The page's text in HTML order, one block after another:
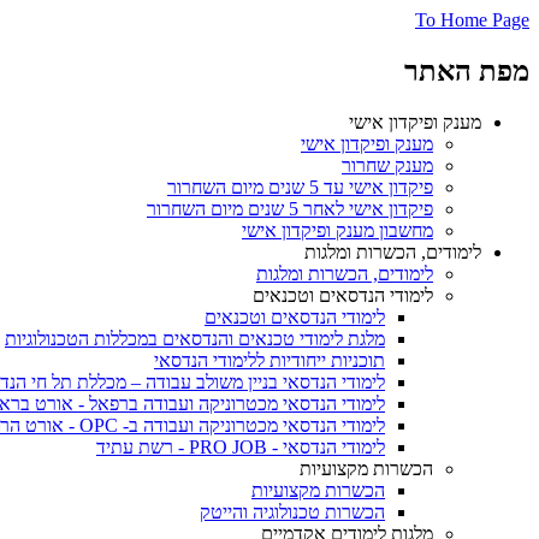
To Home Page
מפת האתר
מענק ופיקדון אישי
מענק ופיקדון אישי
מענק שחרור
פיקדון אישי עד 5 שנים מיום השחרור
פיקדון אישי לאחר 5 שנים מיום השחרור
מחשבון מענק ופיקדון אישי
לימודים, הכשרות ומלגות
לימודים, הכשרות ומלגות
לימודי הנדסאים וטכנאים
לימודי הנדסאים וטכנאים
מלגת לימודי טכנאים והנדסאים במכללות הטכנולוגיות
תוכניות ייחודיות ללימודי הנדסאי
לימודי הנדסאי בניין משולב עבודה – מכללת תל חי
לימודי הנדסאי מכטרוניקה ועבודה ברפאל - אורט
לימודי הנדסאי מכטרוניקה ועבודה ב- OPC - אורט הרמלין נתניה
לימודי הנדסאי - PRO JOB - רשת עתיד
הכשרות מקצועיות
הכשרות מקצועיות
הכשרות טכנולוגיה והייטק
מלגות לימודים אקדמיים